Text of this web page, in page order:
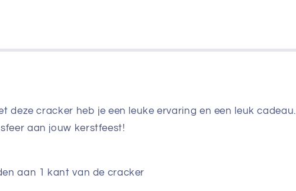
deze cracker heb je een leuke ervaring en een leuk cadeau.
aan jouw kerstfeest!
aan 1 kant van de cracker